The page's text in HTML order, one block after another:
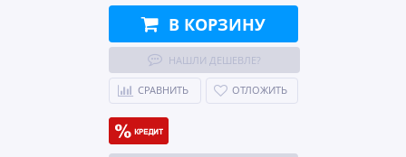
В КОРЗИНУ
НАШЛИ ДЕШЕВЛЕ?
СРАВНИТЬ ОТЛОЖИТЬ